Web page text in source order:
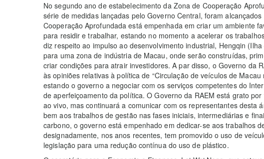
No segundo ano de estabelecimento da Zona de Cooperação
série de medidas lançadas pelo Governo Central, foram
Cooperação Aprofundada está empenhada em criar um ambiente
para residir e trabalhar, estando no momento a acelerar os
diz respeito ao impulso ao desenvolvimento industrial, Hengqin
para uma zona de indústria de Macau, onde serão construídas,
criar condições para atrair investidores. A par disso, o Governo da
às opiniões relativas à política de “Circulação de veículos de
estando o governo a negociar com os serviços competentes do
de aperfeiçoamento da política. O Governo da RAEM está grato
ao vivo, mas continuará a comunicar com os representantes desta
bem aos trabalhos de gestão nas fases iniciais, intermediárias e
carbono, o governo está empenhado em dedicar-se aos trabalhos
designadamente, nos anos recentes, tem promovido o uso de
legislação para uma redução contínua do uso de plástico.